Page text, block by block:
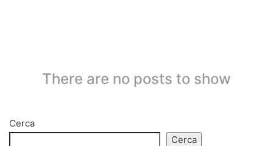
There are no posts to show
Cerca
Cerca